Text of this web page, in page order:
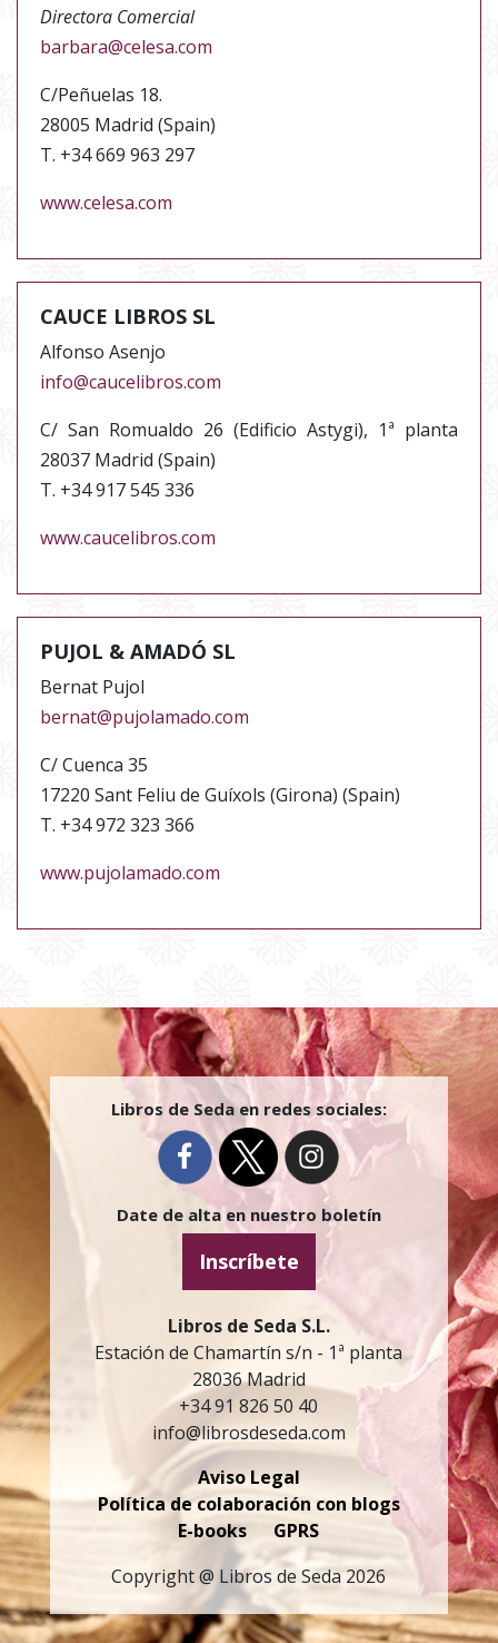
Directora Comercial
barbara@celesa.com
C/Peñuelas 18.
28005 Madrid (Spain)
T. +34 669 963 297
www.celesa.com
CAUCE LIBROS SL
Alfonso Asenjo
info@caucelibros.com
C/ San Romualdo 26 (Edificio Astygi), 1ª planta
28037 Madrid (Spain)
T. +34 917 545 336
www.caucelibros.com
PUJOL & AMADÓ SL
Bernat Pujol
bernat@pujolamado.com
C/ Cuenca 35
17220 Sant Feliu de Guíxols (Girona) (Spain)
T. +34 972 323 366
www.pujolamado.com
Libros de Seda en redes sociales:
Date de alta en nuestro boletín
Inscríbete
Libros de Seda S.L.
Estación de Chamartín s/n - 1ª planta
28036 Madrid
+34 91 826 50 40
info@librosdeseda.com
Aviso Legal
Política de colaboración con blogs
E-books
GPRS
Copyright @ Libros de Seda 2026